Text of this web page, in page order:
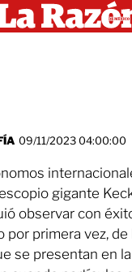
09/11/2023 04:00:00
gigante
observar con
por primera vez,
se presentan en